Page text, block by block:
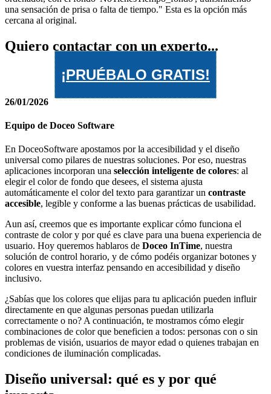
Quiero contactar con un experto...
¡PRUÉBALO GRATIS!
26/01/2026
Equipo de Doceo Software
En DoceoSoftware apostamos por la accesibilidad y el diseño
universal como pilares de nuestras soluciones. Por eso, nuestras
aplicaciones incorporan una selección inteligente de colores: al
elegir el color de fondo que desees, el sistema ajusta
automáticamente el color del texto para garantizar un contraste
accesible, legible y conforme a las buenas prácticas de usabilidad.
Aun así, creemos que es importante explicar cómo funciona el
contraste de color y por qué es clave para una buena experiencia de
usuario. Hoy queremos hablaros de Doceo InTime, nuestra
solución de control horario, y de cómo podéis organizar botones y
colores en vuestra interfaz pensando en accesibilidad y diseño
inclusivo.
¿Sabías que los colores que elijas para tu aplicación pueden influir
directamente en que algunas personas puedan utilizarla
correctamente o no? A continuación, te mostramos cómo elegir
combinaciones de color que beneficien a todos: personas con o sin
problemas de visión, usuarios de mayor edad o quienes trabajan en
condiciones de iluminación complicadas.
Diseño universal: qué es y por qué